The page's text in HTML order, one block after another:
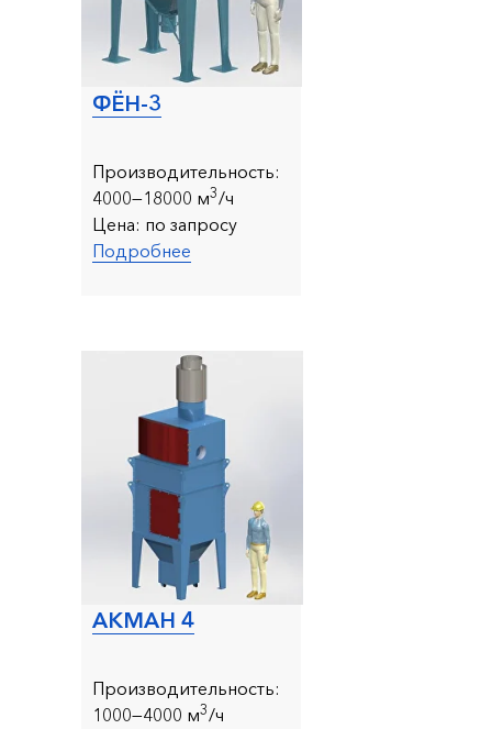
ФЁН-3
Производительность:
4000—18000 м3/ч
Цена: по запросу
Подробнее
АКМАН 4
Производительность:
1000—4000 м3/ч